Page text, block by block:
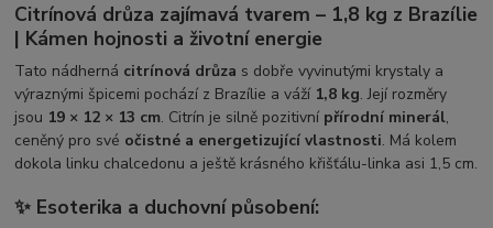
Citrínová drůza zajímavá tvarem – 1,8 kg z Brazílie
| Kámen hojnosti a životní energie
Tato nádherná citrínová drůza s dobře vyvinutými krystaly a
výraznými špicemi pochází z Brazílie a váží 1,8 kg. Její rozměry
jsou 19 × 12 × 13 cm. Citrín je silně pozitivní přírodní minerál,
ceněný pro své očistné a energetizující vlastnosti. Má kolem
dokola linku chalcedonu a ještě krásného křišťálu-linka asi 1,5 cm.
✨ Esoterika a duchovní působení: